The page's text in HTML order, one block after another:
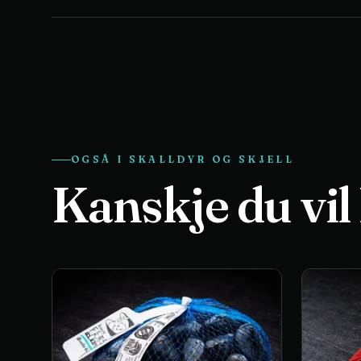
OGSÅ I SKALLDYR OG SKJELL
Kanskje du vil